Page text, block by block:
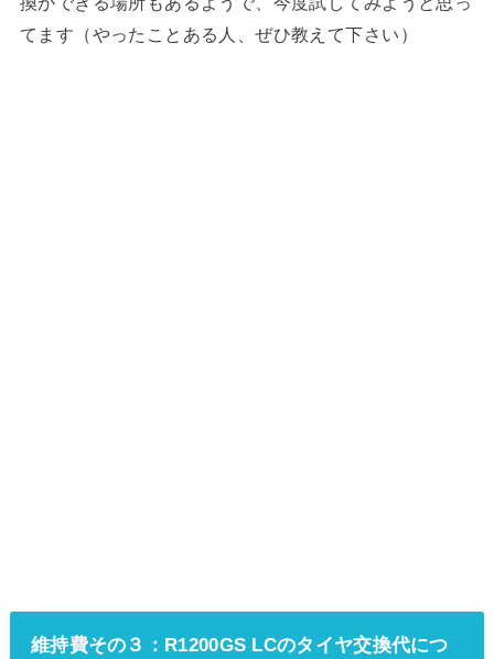
てます（やったことある人、ぜひ教えて下さい）
維持費その３：R1200GS LCのタイヤ交換代につ